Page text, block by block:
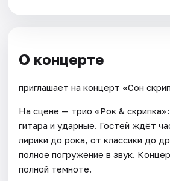
О концерте
приглашает на концерт «Сон
На сцене — трио «Рок &
гитара и ударные. Гостей ждёт
лирики до рока, от классики до
полное погружение в звук.
полной темноте.